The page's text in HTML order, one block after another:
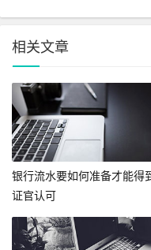
相关文章
银行流水要如何准备才能得
证官认可